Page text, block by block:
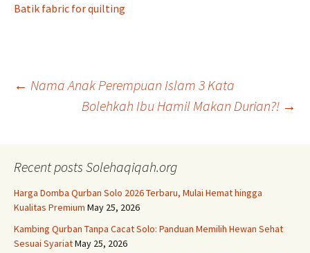
Batik fabric for quilting
Post
← Nama Anak Perempuan Islam 3 Kata
Bolehkah Ibu Hamil Makan Durian?! →
Recent posts Solehaqiqah.org
Harga Domba Qurban Solo 2026 Terbaru, Mulai Hemat hingga
Kualitas Premium May 25, 2026
Kambing Qurban Tanpa Cacat Solo: Panduan Memilih Hewan Sehat
Sesuai SyariatMay 25, 2026